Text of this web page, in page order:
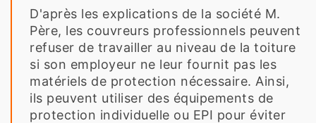
D'après les explications de la société M.
Père, les couvreurs professionnels peuvent
refuser de travailler au niveau de la toiture
si son employeur ne leur fournit pas les
matériels de protection nécessaire. Ainsi,
ils peuvent utiliser des équipements de
protection individuelle ou EPI pour éviter